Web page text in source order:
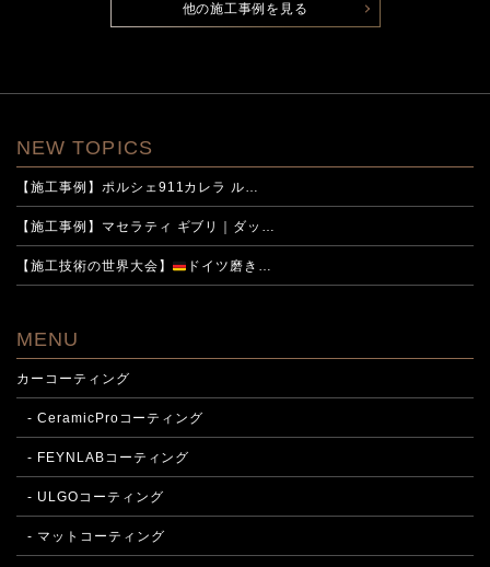
他の施工事例を見る
NEW TOPICS
【施工事例】ポルシェ911カレラ ル…
【施工事例】マセラティ ギブリ｜ダッ…
【施工技術の世界大会】 ドイツ磨き…
MENU
カーコーティング
- CeramicProコーティング
- FEYNLABコーティング
- ULGOコーティング
- マットコーティング